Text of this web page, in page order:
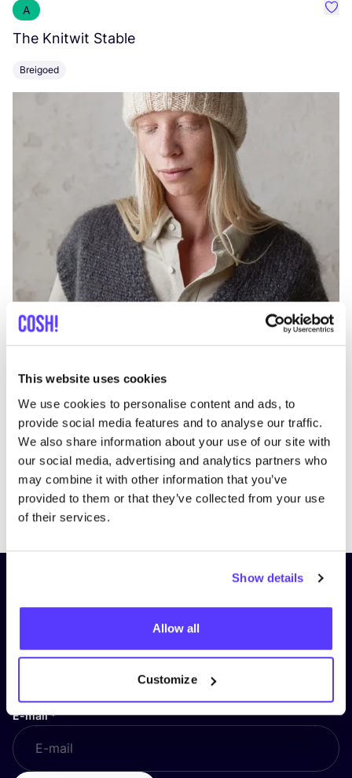
This website uses cookies
We use cookies to personalise content and ads, to
provide social media features and to analyse our traffic.
We also share information about your use of our site with
our social media, advertising and analytics partners who
may combine it with other information that you’ve
provided to them or that they’ve collected from your use
of their services.
Show details
Allow all
Customize
A
The Knitwit Stable
Breigoed
PreviousNext
Schrijf je in op onze nieuwsbrief
en blijf op de hoogte!
Voornaam*
E-mail*